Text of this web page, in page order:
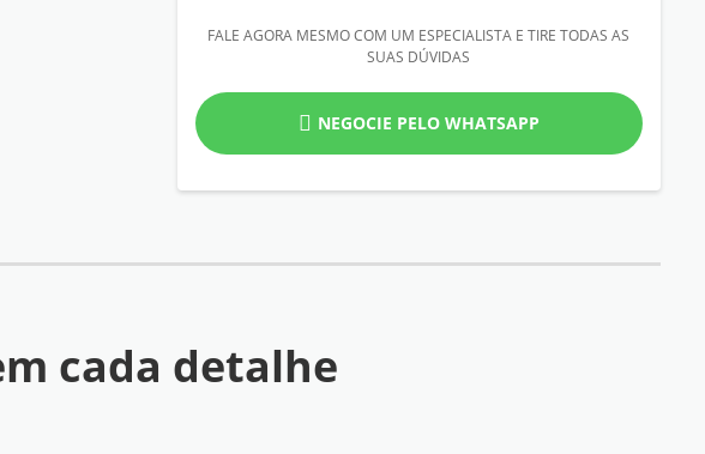
FALE AGORA MESMO COM UM ESPECIALISTA E TIRE TODAS AS
SUAS DÚVIDAS
NEGOCIE PELO WHATSAPP
cada detalhe